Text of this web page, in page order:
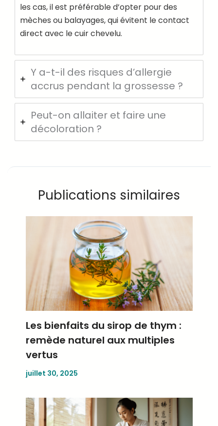
les cas, il est préférable d’opter pour des
mèches ou balayages, qui évitent le contact
direct avec le cuir chevelu.
Y a-t-il des risques d’allergie
accrus pendant la grossesse ?
Peut-on allaiter et faire une
décoloration ?
Publications similaires
Les bienfaits du sirop de thym :
remède naturel aux multiples
vertus
juillet 30, 2025